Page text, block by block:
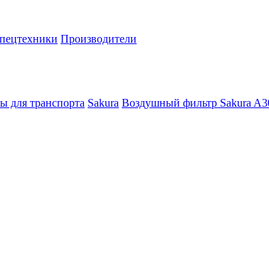
Производители
для транспорта Sakura Воздушный фильтр Sakura